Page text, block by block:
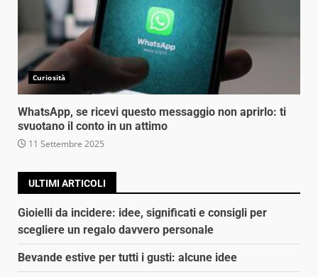
Curiosità
WhatsApp, se ricevi questo messaggio non aprirlo: ti
svuotano il conto in un attimo
11 Settembre 2025
ULTIMI ARTICOLI
Gioielli da incidere: idee, significati e consigli per
scegliere un regalo davvero personale
Bevande estive per tutti i gusti: alcune idee